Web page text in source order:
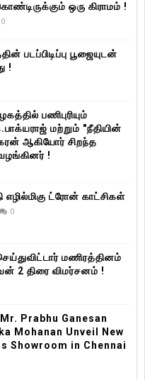
ஒரு கிராமம் !
0
படப்பிடிப்பு பூஜையுடன்
!
பணிபுரியும்
மற்றும் "நீதியின்
ஆகியோர் சிறந்த
!
எழில்மிகு ட்ரோன் காட்சிகள்
0
மணிரத்தினம்
2 திரை விமர்சனம் !
Prabhu Ganesan
Mohanan Unveil New
Showroom in Chennai